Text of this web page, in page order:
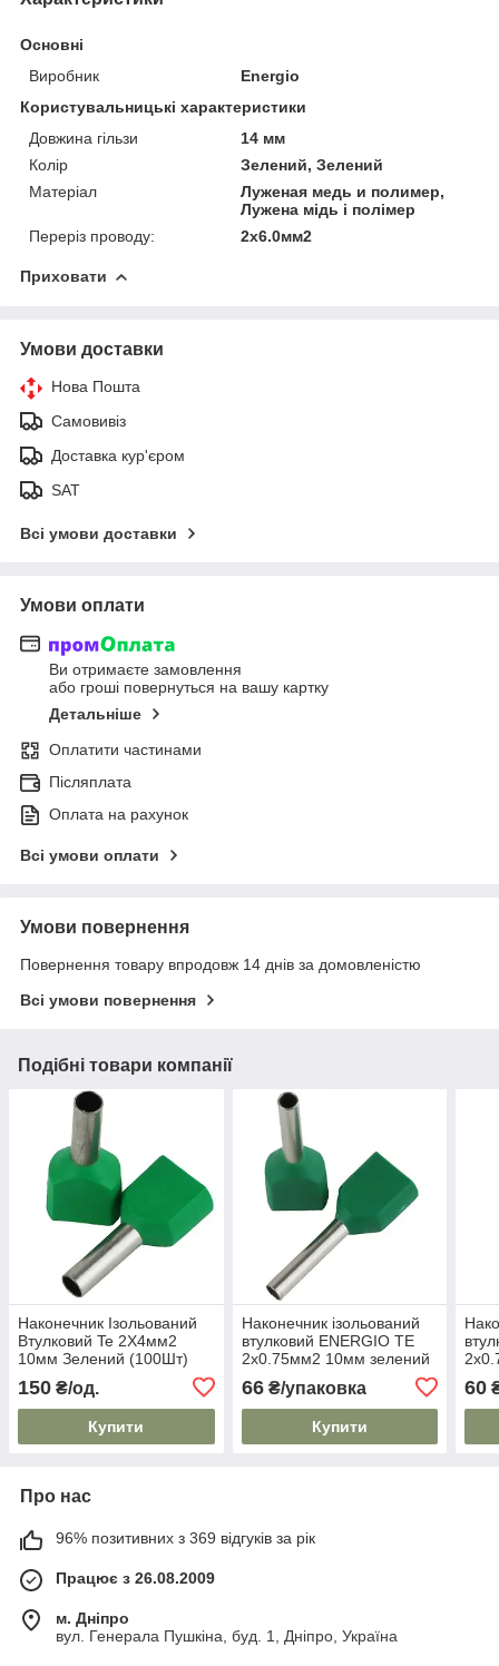
Основні
Виробник
Energio
Користувальницькі характеристики
Довжина гільзи
14 мм
Колір
Зелений, Зелений
Матеріал
Луженая медь и полимер,
Лужена мідь і полімер
Переріз проводу:
2х6.0мм2
Приховати
Умови доставки
Нова Пошта
Самовивіз
Доставка кур'єром
SAT
Всі умови доставки
Умови оплати
Ви отримаєте замовлення
або гроші повернуться на вашу картку
Детальніше
Оплатити частинами
Післяплата
Оплата на рахунок
Всі умови оплати
Умови повернення
Повернення товару впродовж 14 днів за домовленістю
Всі умови повернення
Подібні товари компанії
Наконечник Ізольований
Втулковий Te 2Х4мм2
10мм Зелений (100Шт)
150 ₴/од.
Купити
Наконечник ізольований
втулковий ENERGIO TE
2х0.75мм2 10мм зелений
66₴/упаковка
Купити
60
Про нас
96% позитивних з 369 відгуків за рік
Працює з 26.08.2009
м. Дніпро
вул. Генерала Пушкіна, буд. 1, Дніпро, Україна